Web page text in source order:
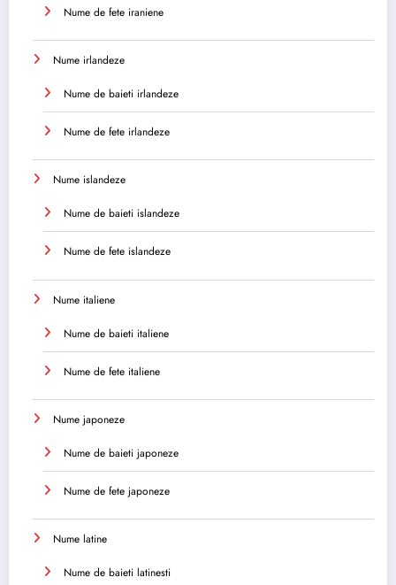
Nume de fete iraniene
Nume irlandeze
Nume de baieti irlandeze
Nume de fete irlandeze
Nume islandeze
Nume de baieti islandeze
Nume de fete islandeze
Nume italiene
Nume de baieti italiene
Nume de fete italiene
Nume japoneze
Nume de baieti japoneze
Nume de fete japoneze
Nume latine
Nume de baieti latinesti